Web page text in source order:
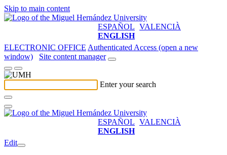
Skip to main content
ESPAÑOL VALENCIÀ
ENGLISH
ELECTRONIC OFFICE Authenticated Access (open a new
window)
Site content manager
Enter your search
ESPAÑOL VALENCIÀ
ENGLISH
Edit